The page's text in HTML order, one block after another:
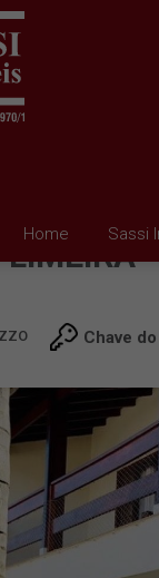
Home Sassi
LIMEIRA
Chave